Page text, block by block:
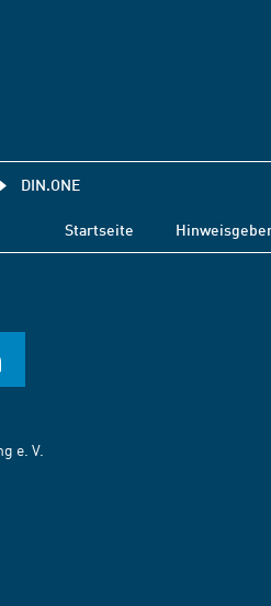
DIN.ONE
Startseite
e. V.